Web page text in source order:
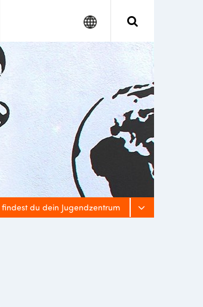
Search
Google
findest du dein Jugendzentrum